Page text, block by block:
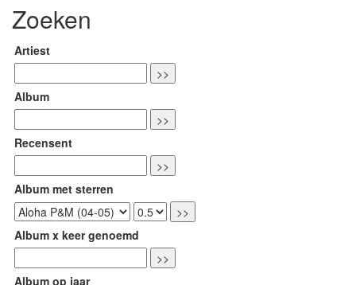
Zoeken
Artiest
Album
Recensent
Album met sterren
Album x keer genoemd
Album op jaar